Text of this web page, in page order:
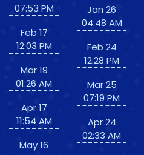
07:53 PM
Feb 17
12:03 PM
Mar 19
01:26 AM
Apr 17
11:54 AM
May 16
Jan 26
04:48 AM
Feb 24
12:28 PM
Mar 25
07:19 PM
Apr 24
02:33 AM